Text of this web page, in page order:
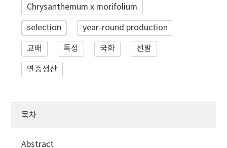
Chrysanthemum x morifolium
selection year-round production
교배 특성 국화 선발
연중생산
목차
Abstract